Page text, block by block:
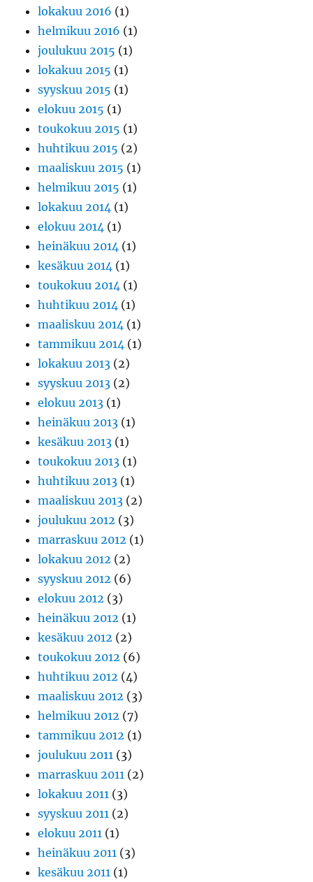
lokakuu 2016 (1)
helmikuu 2016 (1)
joulukuu 2015 (1)
lokakuu 2015 (1)
syyskuu 2015 (1)
elokuu 2015 (1)
toukokuu 2015 (1)
huhtikuu 2015 (2)
maaliskuu 2015 (1)
helmikuu 2015 (1)
lokakuu 2014 (1)
elokuu 2014 (1)
heinäkuu 2014 (1)
kesäkuu 2014 (1)
toukokuu 2014 (1)
huhtikuu 2014 (1)
maaliskuu 2014 (1)
tammikuu 2014 (1)
lokakuu 2013 (2)
syyskuu 2013 (2)
elokuu 2013 (1)
heinäkuu 2013 (1)
kesäkuu 2013 (1)
toukokuu 2013 (1)
huhtikuu 2013 (1)
maaliskuu 2013 (2)
joulukuu 2012 (3)
marraskuu 2012 (1)
lokakuu 2012 (2)
syyskuu 2012 (6)
elokuu 2012 (3)
heinäkuu 2012 (1)
kesäkuu 2012 (2)
toukokuu 2012 (6)
huhtikuu 2012 (4)
maaliskuu 2012 (3)
helmikuu 2012 (7)
tammikuu 2012 (1)
joulukuu 2011 (3)
marraskuu 2011 (2)
lokakuu 2011 (3)
syyskuu 2011 (2)
elokuu 2011 (1)
heinäkuu 2011 (3)
kesäkuu 2011 (1)